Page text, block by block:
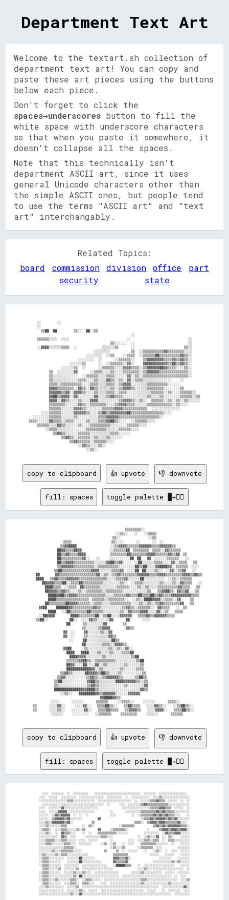
Department Text Art
Welcome to the textart.sh collection of
department text art! You can copy and
paste these art pieces using the buttons
below each piece.
Don't forget to click the
spaces→underscores button to fill the
white space with underscore characters
so that when you paste it somewhere, it
doesn't collapse all the spaces.
Note that this technically isn't
department ASCII art, since it uses
general Unicode characters other than
the simple ASCII ones, but people tend
to use the terms "ASCII art" and "text
art" interchangably.
Related Topics:
board
commission division office
part
security
state
    ░░        ░░
    ░░
      ▒▒██  ██        ▒▒░░  ██░░▒▒
                                                  ░░
    ▒▒▒▒▒▒░░░░  ░░░░                            ░░                            ░░
                                        ▒▒░░░░░░  ░░                          ░░
    ░░▓▓▓▓░░░░░░▒▒▒▒  ░░            ░░░░░░▒▒      ░░                        ▒▒░░
                                ░░░░░░░░          ▒▒  ░░▒▒▒▒▒▒▒▒▒▒▓▓▒▒▒▒▒▒▒▒░░░░
                            ░░░░░░░░  ░░▒▒    ░░▒▒▒▒  ░░▒▒▒▒▒▒██▒▒▒▒▒▒▒▒▒▒▓▓▒▒░░
                        ░░░░░░░░  ░░      ░░▒▒▒▒▒▒░░    ▒▒▓▓▓▓▓▓▓▓▒▒▒▒▓▓▒▒▓▓▒▒░░
                    ░░░░░░▒▒      ░░  ░░▒▒▒▒▒▒░░▓▓░░    ▓▓▓▓▓▓▓▓▓▓▓▓▒▒██▒▒▓▓▒▒░░
                ░░░░░░▒▒  ░░      ░░▒▒▒▒▒▒░░░░▓▓▓▓▒▒▒▒░░▒▒▓▓▓▓▓▓██▓▓▒▒▒▒░░░░▒▒░░
          ▒▒  ░░░░░░░░▓▓      ░░▒▒▒▒░░░░▒▒░░░░▒▒▒▒▒▒▒▒░░▒▒▓▓▓▓▓▓▒▒▒▒▒▒▒▒▒▒▒▒▒▒░░
          ▒▒░░░░░░░░░░░░  ░░▒▒▒▒▒▒░░░░▒▒▒▒░░░░░░▓▓░░▒▒░░▒▒▒▒▒▒▒▒▒▒▒▒▒▒▒▒▒▒▒▒▒▒░░
          ▒▒░░░░░░░░░░░░▒▒▒▒░░░░▒▒░░░░▓▓▒▒░░▒▒░░▓▓░░▒▒▒▒░░░░░░░░░░░░░░    ░░
          ▒▒▒▒░░▒▒▒▒▒▒▒▒▒▒░░░░▒▒▒▒░░░░▒▒▒▒░░▒▒▓▓▓▓░░░░░░░░▒▒▒▒▒▒▒▒▒▒░░░░░░
          ▓▓▓▓▒▒▒▒▒▒▒▒░░▓▓▒▒░░▓▓▒▒░░░░░░▒▒░░▒▒▓▓▓▓▒▒░░░░░░▒▒▒▒▒▒▒▒░░░░░░░░▒▒
          ▓▓▓▓▓▓▒▒▓▓░░▓▓▓▓▒▒░░░░▒▒░░░░▒▒▒▒░░▒▒▒▒░░░░░░░░░░░░▒▒▒▒▒▒░░▒▒░░░░▒▒▒▒▒▒░░
          ▓▓██▒▒▓▓▓▓░░▓▓░░░░░░░░▓▓░░░░▒▒▓▓▒▒▒▒░░░░░░░░░░░░▒▒░░░░▒▒░░░░░░░░▒▒▒▒▒▒░░▒▒
          ▓▓▓▓░░▓▓▒▒░░░░▒▒░░░░▓▓▓▓░░░░░░░░░░▒▒▓▓▓▓▒▒░░▒▒░░  ▒▒▒▒▒▒░░▒▒░░▒▒░░▒▒░░░░░░
          ▒▒▒▒▒▒▒▒░░░░░░▓▓▒▒░░▒▒▒▒▒▒▒▒░░░░▒▒▓▓▓▓▒▒▒▒░░░░░░▒▒▒▒▒▒▒▒▒▒▒▒░░▒▒░░░░
          ▒▒▒▒▒▒░░░░░░▓▓▓▓▒▒░░░░░░░░▒▒▒▒▒▒▓▓▓▓▒▒▒▒▒▒▒▒▒▒▒▒  ░░░░░░░░░░░░░░
      ░░░░▒▒▒▒▒▒░░░░░░▓▓▓▓▓▓▒▒░░░░▒▒▓▓▒▒▓▓▓▓▓▓▓▓██▒▒▒▒▒▒▒▒▒▒▒▒▒▒▒▒░░░░
  ░░░░░░░░▒▒▒▒▒▒░░░░░░▒▒░░░░░░░░░░▒▒▒▒▓▓▓▓▓▓▒▒▒▒▒▒▒▒▒▒▒▒▒▒▒▒▒▒▒▒░░
▒▒▒▒░░░░░░▓▓▒▒▒▒░░▒▒▒▒░░░░░░▒▒░░░░▒▒▒▒▓▓██▒▒░░░░  ░░▒▒▒▒▒▒░░░░
    ▒▒▒▒▒▒░░░░▓▓▒▒░░░░░░▒▒░░░░▒▒▒▒▒▒▒▒▒▒░░░░░░░░▒▒▒▒▒▒░░░░
        ░░▒▒▒▒░░░░░░░░░░░░░░▒▒▒▒▒▒▒▒▒▒░░░░░░▒▒▒▒▒▒░░░░
            ▒▒▓▓▒▒░░░░░░▒▒▒▒▒▒░░░░░░░░░░▒▒▒▒░░░░░░
                ▒▒▓▓▒▒░░▒▒▒▒▒▒░░▒▒░░░░▒▒░░░░░░
                    ▒▒▓▓▒▒▒▒▒▒░░▒▒▒▒▒▒░░░░
                        ░░▓▓▒▒░░░░▒▒░░
copy to clipboard 👍 upvote 👎 downvote
fill: spaces toggle palette ▓→✊🏽
                                                                ▒▒▒▒▒▒▒▒░░
                                                          ░░▒▒░░    ░░    ░░▒▒▒▒
                                                        ▒▒░░                  ░░▒▒
                        ▒▒▒▒                          ▒▒░░░░        ░░        ░░  ░░
                      ▒▒▓▓████                      ░░▒▒▓▓▓▓▒▒▒▒▒▒▓▓▓▓▓▓▒▒▒▒▓▓▓▓▓▓▒▒
                    ██▓▓▒▒▒▒██▓▓                  ░░▒▒▒▒▒▒██  ▒▒▒▒▒▒▒▒  ▒▒▒▒░░▓▓▒▒▒▒▒▒
                    ██▒▒▓▓▒▒▒▒██▓▓                ▒▒▒▒▒▒▒▒██▒▒▒▒▒▒▒▒▓▓▓▓▒▒▒▒▒▒▓▓▒▒▓▓  ▒▒
                    ██▒▒▒▒▒▒▒▒▒▒▓▓░░    ░░      ░░░░░░░░░░██  ██    ▓▓  ░░░░░░▒▒▒▒▒▒    ░░
                    ██▒▒▓▓▓▓▒▒▒▒▒▒▒▒▒▒░░░░░░▓▓██▒▒▓▓░░░░  ░░██░░░░░░▒▒▒▒░░░░▓▓░░▒▒▒▒    ▒▒
                    ▒▒▓▓▓▓▓▓▒▒▒▒▒▒▒▒▒▒░░▒▒▒▒▒▒▒▒▒▒░░░░░░░░██▒▒██░░░░▓▓████▓▓░░▒▒▒▒▒▒  ░░░░
                  ▒▒██▒▒▒▒▒▒▒▒▒▒▒▒▒▒▓▓▓▓░░░░░░▒▒▒▒▓▓  ░░░░██  ██░░░░▒▒░░  ░░▓▓░░▒▒▓▓    ░░
      ██          ▓▓▒▒▒▒▒▒▒▒▒▒▒▒▒▒▒▒▒▒▓▓░░▒▒░░▒▒▓▓▒▒▒▒▒▒▒▒▓▓▓▓▓▓▒▒▒▒▓▓▓▓▒▒▒▒▒▒▒▒▓▓▓▓▒▒▓▓▒▒
      ████    ▒▒▓▓▒▒▒▒▓▓▓▓▓▓▒▒▒▒▒▒▒▒▒▒▒▒▒▒░░░░▒▒▒▒▓▓░░░░░░██░░░░░░░░░░  ░░▒▒░░▒▒▒▒▒▒
          ██▓▓▓▓▒▒▒▒██░░▒▒▒▒██▒▒▒▒▒▒▒▒▒▒░░░░░░░░▒▒░░  ░░▒▒▒▒░░░░░░░░▒▒░░░░▒▒░░▓▓▒▒▒▒    ░░
            ████▒▒▒▒  ░░▒▒▒▒  ██▒▒▒▒▒▒▒▒░░░░░░░░▒▒▒▒▒▒░░░░▒▒░░▒▒░░░░▒▒▒▒▒▒▒▒▒▒▓▓▒▒▒▒    ▒▒
            ██▓▓▓▓▒▒▓▓▒▒░░░░▒▒░░▒▒▒▒▒▒▒▒░░▒▒▒▒▒▒▒▒░░░░░░░░░░░░▒▒    ▒▒▓▓██▒▒  ▓▓▒▒▓▓    ▒▒
              ████▓▓██▒▒▓▓▓▓▒▒▒▒▒▒▒▒▒▒▒▒▒▒░░░░▒▒▒▒▒▒▓▓▒▒▒▒██▒▒▒▒██▒▒▓▓▒▒▒▒▓▓▓▓▓▓▓▓▓▓▒▒▒▒
              ████▒▒▒▒▒▒▒▒▒▒▒▒▒▒▒▒  ▒▒▒▒▒▒░░▒▒▒▒▒▒▒▒░░  ░░▒▒░░████▓▓▓▓░░▒▒▒▒░░▓▓      ▒▒
            ██▒▒▒▒▒▒▒▒██▓▓▓▓▒▒▒▒▒▒░░▒▒▒▒░░░░▒▒▒▒▒▒▒▒▒▒░░░░▒▒░░▒▒░░▒▒▓▓▒▒▒▒▒▒▒▒▓▓    ▒▒
        ▓▓██      ██████▓▓▒▒▒▒▒▒▒▒▒▒▓▓▒▒░░░░░░░░░░▒▒▓▓▒▒░░▒▒▒▒▒▒░░  ▓▓▒▒▒▒    ░░  ▒▒
              ████    ░░██▒▒▒▒▒▒▒▒██▒▒▒▒▒▒░░░░░░░░▒▒░░▓▓▒▒▒▒▓▓▓▓░░░░▓▓░░▒▒    ▒▒▒▒
        ░░██▓▓▓▓          ████▒▒▒▒▒▒▒▒██░░▒▒██░░░░▓▓▓▓▓▓    ▒▒▒▒▓▓▒▒▓▓▓▓▓▓▒▒▒▒
      ▒▒██░░              ██░░  ░░░░▓▓▒▒░░░░░░▓▓        ██        ░░░░
                          ██        ▒▒░░░░░░░░▓▓          ▒▒
                                    ▒▒░░░░░░▒▒▓▓▓▓          ▓▓▒▒
                        ▓▓  ░░      ▓▓░░░░░░▒▒░░▓▓
                        ▓▓  ░░      ▒▒░░░░░░░░░░▓▓▒▒
                            ░░      ██░░░░░░░░░░░░██▒▒
                                    ██░░░░░░░░▒▒▒▒░░▓▓▓▓▒▒
                        ▓▓██        ▒▒░░░░░░░░░░▒▒░░▒▒░░▓▓░░
                          ████    ████░░░░▒▒░░░░▒▒░░░░▒▒▒▒██
                            ████▓▓▓▓░░░░░░░░▒▒░░░░░░░░░░░░▒▒██
                          ▒▒▒▒▒▒▓▓██▒▒░░▒▒▒▒▒▒▒▒▒▒░░░░░░░░░░▒▒██
                          ██▓▓░░░░██░░░░▓▓░░▒▒░░░░░░░░▒▒░░░░░░▒▒
                          ████████████▓▓░░▒▒░░░░░░░░▒▒░░░░░░▒▒▒▒
                      ▒▒▓▓▒▒░░░░░░██▓▓▓▓▒▒██▒▒░░░░▒▒░░░░░░░░░░▒▒
                    ▒▒▓▓░░░░░░░░░░▒▒▓▓▒▒░░▒▒▓▓▓▓▓▓▒▒░░░░░░▒▒██▒▒
                  ▒▒██░░░░░░░░░░░░▓▓██▒▒░░░░░░░░████▓▓▓▓▓▓▒▒░░▒▒
                  ▒▒░░░░░░░░░░░░░░▒▒▓▓▒▒░░░░░░░░░░░░▒▒░░░░░░░░▓▓
                  ██████████████▓▓████▒▒░░░░░░░░░░░░░░░░░░░░▓▓▒▒
                      ░░▒▒░░    ████████▓▓▒▒▓▓▓▓▓▓░░░░░░▓▓▓▓▓▓
                                                ▓▓████▓▓▒▒
                ░░░░        ░░░░░░        ▒▒▒▒▒▒      ░░▒▒▒▒░░      ░░░░░░        ▒▒▒▒░░
    ▒▒        ░░░░▓▓░░      ░░░░▓▓░░    ▒▒▒▒██▒▒░░    ▒▒██▒▒▒▒    ░░░░▓▓▒▒░░    ░░▒▒██▒▒░░
    ▒▒        ░░░░▒▒░░    ░░░░░░▓▓░░    ▒▒▒▒▓▓▒▒▒▒    ▒▒▓▓▓▓▒▒    ░░░░▓▓▓▓░░    ▒▒▒▒██▒▒░░
copy to clipboard 👍 upvote 👎 downvote
fill: spaces toggle palette ▓→✊🏽
  ░░░░  ░░░░░░░░  ░░  ░░░░░░░░░░    ░░░░░░░░░░░░░░░░░░░░░░░░░░░░░░  ░░░░░░░░  ░░░░░░░░░░░░░░░░░░
░░░░  ░░░░░░  ░░░░░░░░░░  ░░░░░░░░░░░░░░░░  ░░░░░░░░░░  ░░  ░░░░░░░░░░░░  ░░░░▒▒░░░░░░░░░░░░░░░░░░
░░░░░░░░░░░░░░░░░░▒▒▒▒░░░░░░░░░░░░░░  ░░░░░░░░░░░░░░░░░░░░░░  ░░  ░░░░░░▒▒▒▒▓▓▒▒▒▒  ░░░░░░  ░░  ░░
  ░░░░░░░░░░░░░░░░░░░░░░░░░░░░░░░░░░░░░░░░  ░░      ░░░░  ░░░░░░░░▒▒▓▓▒▒▒▒▒▒▒▒▒▒▒▒▒▒░░░░░░░░░░░░░░
░░░░  ░░░░░░░░▓▓░░░░░░░░░░░░░░░░░░░░░░                ░░░░░░░░░░░░░░░░░░▒▒▒▒▒▒▓▓▓▓▒▒▒▒  ░░░░░░  ░░
░░░░  ░░░░░░▓▓▓▓▓▓  ░░░░░░░░░░░░░░░░          ░░        ░░░░░░░░░░▒▒▒▒▒▒▒▒▒▒▓▓▒▒▓▓▒▒▒▒▒▒░░░░░░░░░░
░░░░░░  ░░▓▓▒▒▓▓▓▓▓▓  ░░  ░░  ░░              ░░░░          ░░  ░░▒▒▒▒▒▒▒▒▓▓▒▒▓▓▒▒▓▓▒▒▒▒░░░░    ░░
░░░░░░  ▒▒▓▓▓▓▓▓▒▒▓▓░░░░░░░░          ▓▓                          ░░▒▒▒▒▓▓▒▒▓▓▓▓▓▓▒▒▓▓▒▒▓▓░░░░░░░░
░░░░▒▒░░▓▓▓▓▓▓▓▓▒▒▓▓░░            ▒▒                          ▒▒▒▒░░  ▒▒▓▓▓▓▒▒▓▓▓▓▒▒▒▒▒▒▒▒▓▓░░░░
░░░░▒▒░░░░░░░░▒▒▒▒          ░░  ▒▒░░                ░░▒▒▒▒▒▒▒▒            ▒▒▓▓▒▒▓▓▒▒▓▓▓▓▓▓▓▓▒▒▒▒░░
░░▒▒▒▒░░  ░░░░▒▒▒▒░░░░░░▒▒░░▒▒        ▓▓      ░░▒▒▒▒▒▒▒▒░░            ░░      ▒▒▓▓▓▓▒▒▓▓▓▓▒▒▓▓▓▓░░
░░░░▒▒░░  ░░  ▓▓▒▒▒▒░░░░    ░░  ░░    ▒▒▒▒▒▒▒▒▒▒▒▒░░░░░░░░          ░░░░░░░░░░  ░░▓▓▒▒▒▒▓▓▓▓░░░░░░
░░░░░░░░░░░░  ▓▓▒▒  ░░░░      ░░░░░░░░░░▒▒▒▒░░░░                ░░  ░░▒▒░░░░▓▓  ░░  ▒▒░░    ░░░░░░
░░░░▒▒▒▒▒▒░░░░▒▒▒▒░░░░░░  ░░░░  ░░░░░░        ░░          ░░░░  ░░░░▒▒▒▒░░▒▒▒▒  ░░  ▒▒▒▒░░░░░░░░░░
░░░░▒▒▒▒░░░░░░░░▒▒▒▒░░░░  ░░░░░░░░      ░░▒▒  ░░▒▒    ░░  ░░░░    ▒▒▒▒▒▒▒▒▒▒░░░░░░░░  ░░    ░░░░░░
░░░░░░░░░░░░░░░░▒▒▒▒▒▒░░                      ░░▒▒░░░░▒▒        ░░▒▒▒▒▒▒▒▒  ░░░░          ░░░░░░░░
░░░░░░░░▒▒░░░░▒▒▒▒▒▒▒▒░░░░░░              ▒▒      ▒▒  ░░  ░░░░░░    ░░    ░░▒▒░░  ░░  ░░░░  ░░░░░░
░░▒▒░░░░░░▒▒░░▒▒▒▒░░░░░░░░░░░░░░                ▒▒▒▒▒▒▒▒▒▒              ░░░░░░    ░░░░░░    ░░░░░░
░░▒▒▒▒░░░░░░░░░░  ░░░░░░░░██░░░░░░░░            ▓▓▓▓▒▒▒▒▓▓░░                  ░░░░░░░░    ░░░░░░░░
░░▒▒▒▒░░░░░░░░    ░░░░░░░░██░░░░░░░░░░░░        ▓▓▒▒▒▒▒▒▓▓                ░░░░░░░░░░░░▒▒░░▒▒░░░░░░
░░▒▒▒▒░░░░░░░░  ░░░░░░░░░░  ░░░░░░░░░░░░░░░░    ░░██████▒▒▒▒    ░░  ░░░░░░░░░░░░░░░░░░░░    ░░░░░░
  ▒▒▒▒░░░░░░▒▒  ░░░░░░░░▒▒  ░░░░░░░░░░░░░░░░░░░░                ░░░░▒▒░░░░░░░░░░░░░░░░░░░░░░░░  ░░
░░▒▒▒▒░░░░░░░░  ░░░░░░▒▒░░░░▒▒░░░░  ░░░░░░░░░░░░░░░░        ░░░░░░▒▒░░░░░░░░░░░░  ░░░░░░  ░░░░░░░░
░░▒▒▒▒░░░░░░░░░░░░░░░░▒▒░░██░░░░░░░░░░░░░░░░░░░░░░░░  ░░░░░░░░░░░░░░░░░░░░░░░░░░░░░░░░  ░░  ░░░░
░░▒▒▒▒░░░░▒▒░░░░░░░░▒▒▒▒░░  ░░▒▒▒▒░░░░░░  ░░░░░░░░░░░░░░░░░░░░░░░░▒▒▒▒░░░░░░░░░░░░░░░░░░░░  ░░░░▒▒
  ▒▒▒▒░░░░░░░░  ░░░░▒▒▒▒░░  ▒▒▒▒░░░░    ░░░░  ░░░░░░░░░░░░░░░░░░░░▒▒░░░░░░░░░░░░░░░░▒▒░░░░░░░░░░░░
░░░░▒▒░░░░░░░░░░  ░░░░░░▒▒  ░░░░░░░░░░░░░░░░░░░░░░░░░░░░░░░░░░░░░░░░░░░░░░░░░░  ░░░░░░░░░░░░░░▓▓░░
░░░░░░░░░░░░░░░░  ░░░░░░░░▒▒░░  ░░░░░░  ░░░░░░░░░░░░░░░░░░░░░░░░░░░░  ░░░░░░    ░░  ░░░░░░░░  ░░░░